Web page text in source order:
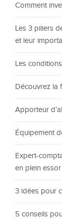
Comment
Les 3 piliers
et leur
Les
Découvrez la
Apporteur
Équipement
Expert-
en plein essor
3 idées pour
5 conseils